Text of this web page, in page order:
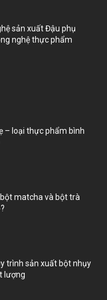
sản xuất Đậu phụ
nghệ thực phẩm
– loại thực phẩm bình
matcha và bột trà
trình sản xuất bột nhụy
lượng